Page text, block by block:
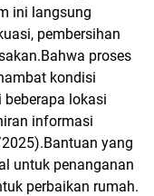
ini langsung
pembersihan
proses
kondisi
lokasi
informasi
yang
untuk penanganan
perbaikan rumah.